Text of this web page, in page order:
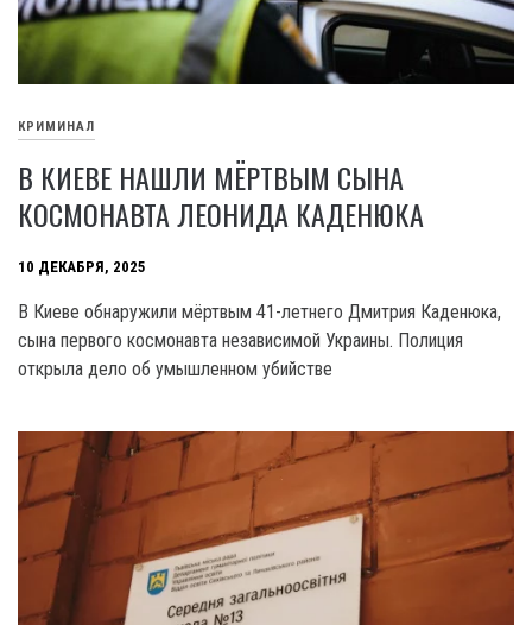
КРИМИНАЛ
В КИЕВЕ НАШЛИ МЁРТВЫМ СЫНА
КОСМОНАВТА ЛЕОНИДА КАДЕНЮКА
10 ДЕКАБРЯ, 2025
В Киеве обнаружили мёртвым 41-летнего Дмитрия Каденюка,
сына первого космонавта независимой Украины. Полиция
открыла дело об умышленном убийстве